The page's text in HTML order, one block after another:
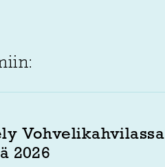
Vohvelikahvilassa
2026